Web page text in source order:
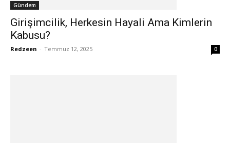
Gündem
Girişimcilik, Herkesin Hayali Ama Kimlerin
Kabusu?
Redzeen - Temmuz 12, 2025 0